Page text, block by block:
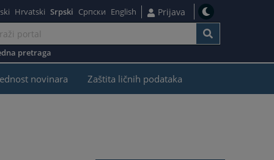
Hrvatski Srpski Српски English Prijava
pretraga
novinara Zaštita ličnih podataka